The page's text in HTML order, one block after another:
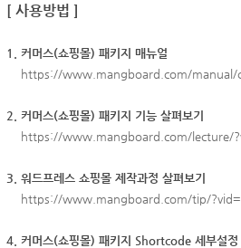
[ 사용방법 ]
1. 커머스(쇼핑몰) 패키지 매뉴얼
https://www.mangboard.com/manual/
2. 커머스(쇼핑몰) 패키지 기능 살펴보기
https://www.mangboard.com/lecture/
3. 워드프레스 쇼핑몰 제작과정 살펴보기
https://www.mangboard.com/tip/
4. 커머스(쇼핑몰) 패키지 Shortcode 세부설정